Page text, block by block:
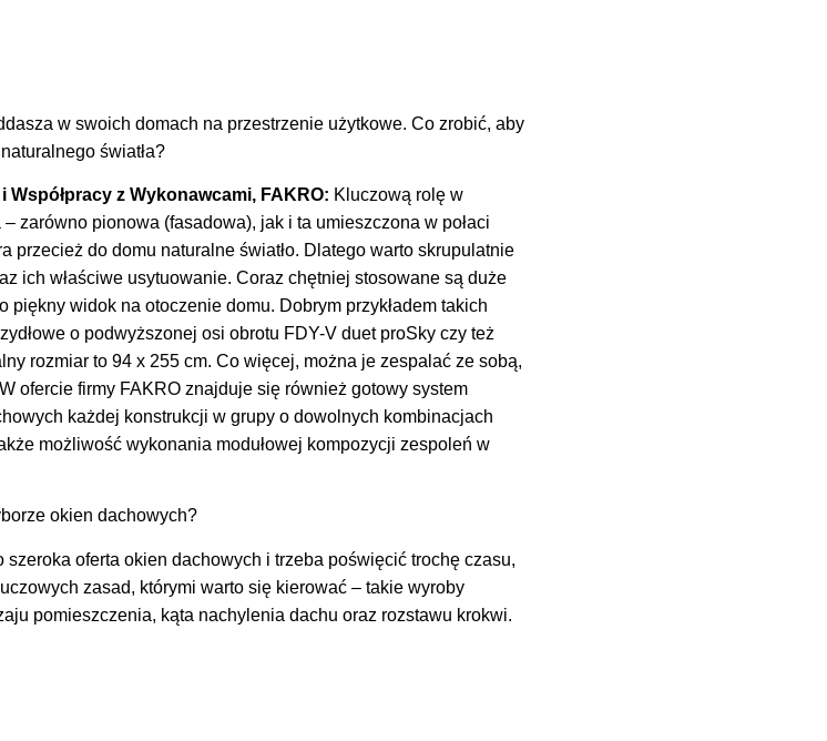
w swoich domach na przestrzenie użytkowe. Co zrobić, aby
światła?
Współpracy z Wykonawcami, FAKRO: Kluczową rolę w
zarówno pionowa (fasadowa), jak i ta umieszczona w połaci
przecież do domu naturalne światło. Dlatego warto skrupulatnie
ich właściwe usytuowanie. Coraz chętniej stosowane są duże
widok na otoczenie domu. Dobrym przykładem takich
o podwyższonej osi obrotu FDY-V duet proSky czy też
rozmiar to 94 x 255 cm. Co więcej, można je zespalać ze sobą,
ofercie firmy FAKRO znajduje się również gotowy system
każdej konstrukcji w grupy o dowolnych kombinacjach
możliwość wykonania modułowej kompozycji zespoleń w
okien dachowych?
szeroka oferta okien dachowych i trzeba poświęcić trochę czasu,
zasad, którymi warto się kierować – takie wyroby
pomieszczenia, kąta nachylenia dachu oraz rozstawu krokwi.